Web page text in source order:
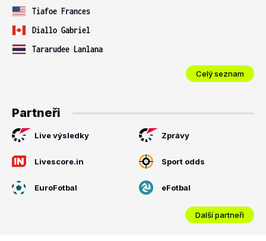
Tiafoe Frances
Diallo Gabriel
Tararudee Lanlana
Celý seznam
Partneři
Live výsledky Zprávy
Livescore.in Sport odds
EuroFotbal eFotbal
Další partneři